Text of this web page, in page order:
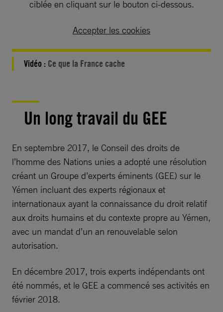
ciblée en cliquant sur le bouton ci-dessous.
Accepter les cookies
Vidéo : Ce que la France cache
Un long travail du GEE
En septembre 2017, le Conseil des droits de
l’homme des Nations unies a adopté une résolution
créant un Groupe d’experts éminents (GEE) sur le
Yémen incluant des experts régionaux et
internationaux ayant la connaissance du droit relatif
aux droits humains et du contexte propre au Yémen,
avec un mandat d’un an renouvelable selon
autorisation.
En décembre 2017, trois experts indépendants ont
été nommés, et le GEE a commencé ses activités en
février 2018.